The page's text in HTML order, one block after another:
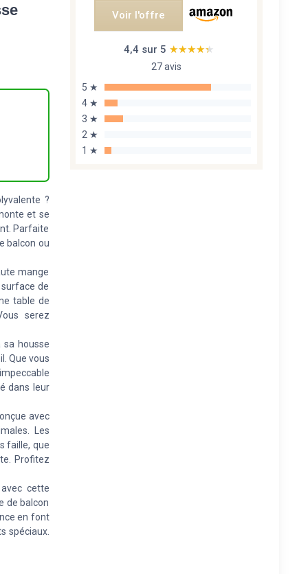
Voir l'offre
4,4 sur 5 ★★★★★
★★★★★
27 avis
5 ★
4 ★
3 ★
2 ★
1 ★
?
et se
Parfaite
balcon ou
mange
de
table de
serez
sa housse
Que vous
dans leur
avec
Les
faille, que
Profitez
avec cette
de balcon
en font
spéciaux.